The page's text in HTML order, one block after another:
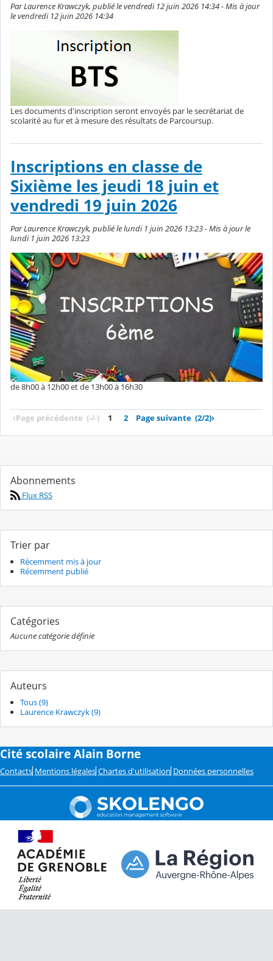
Par Laurence Krawczyk, publié le vendredi 12 juin 2026 14:34 - Mis à jour
le vendredi 12 juin 2026 14:34
Les documents d'inscription seront envoyés par le secrétariat de
scolarité au fur et à mesure des résultats de Parcoursup.
Inscriptions en classe de
Sixième les jeudi 18 juin et
vendredi 19 juin 2026
Par Laurence Krawczyk, publié le lundi 1 juin 2026 13:23 - Mis à jour le
lundi 1 juin 2026 13:23
de 8h00 à 12h00 et de 13h00 à 16h30
‹Page précédente (-/-) 1 2 Page suivante (2/2)›
Abonnements
Flux RSS
Trier par
Récemment mis à jour
Récemment publié
Catégories
Aucune catégorie définie
Auteurs
Tous (9)
Laurence Krawczyk (9)
Cité scolaire Alain Borne
Contacts Mentions légales Chartes d'utilisation Données personnelles